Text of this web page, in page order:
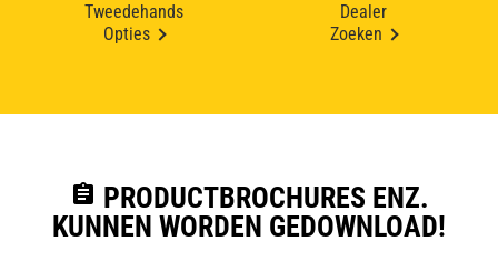
Tweedehands
Opties
Dealer
Zoeken
assignment PRODUCTBROCHURES ENZ.
KUNNEN WORDEN GEDOWNLOAD!